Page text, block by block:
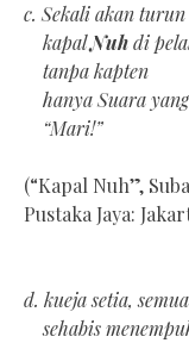
c. Sekali akan
kapalNuhdi
tanpa kapten
hanya Suara
“Mari!”
(“Kapal Nuh”,
Pustaka Jaya:
d. kueja setia,
sehabis